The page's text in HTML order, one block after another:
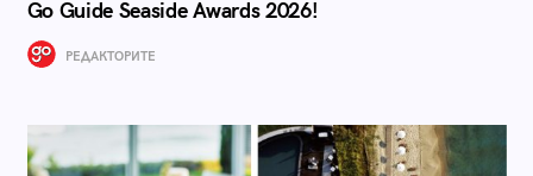
Go Guide Seaside Awards 2026!
РЕДАКТОРИТЕ